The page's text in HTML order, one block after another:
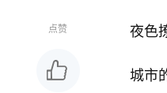
点赞 夜色
城市